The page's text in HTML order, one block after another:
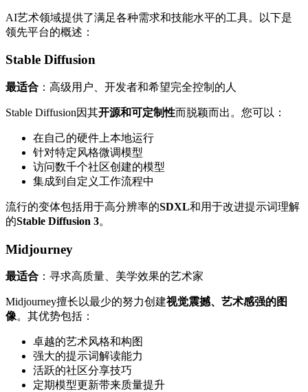
AI艺术领域提供了满足各种需求和技能水平的工具。以下是
领先平台的概述：
Stable Diffusion
最适合 ：高级用户、开发者和希望完全控制的人
Stable Diffusion因其开源和可定制性而脱颖而出。您可以：
在自己的硬件上本地运行
针对特定风格微调模型
访问数千个社区创建的模型
集成到自定义工作流程中
流行的变体包括用于高分辨率的SDXL和用于改进提示词理解
的Stable Diffusion 3。
Midjourney
最适合 ：寻求高质量、美学效果的艺术家
Midjourney擅长以最少的努力创建视觉震撼、艺术感强的图
像。其优势包括：
卓越的艺术风格和构图
强大的提示词解读能力
活跃的社区分享技巧
定期模型更新带来质量提升